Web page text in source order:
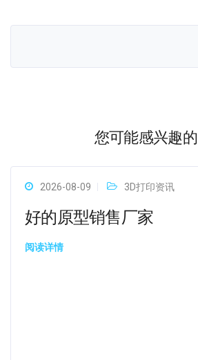
您可能感兴趣的
2026-08-09 3D打印资讯
好的原型销售厂家
阅读详情